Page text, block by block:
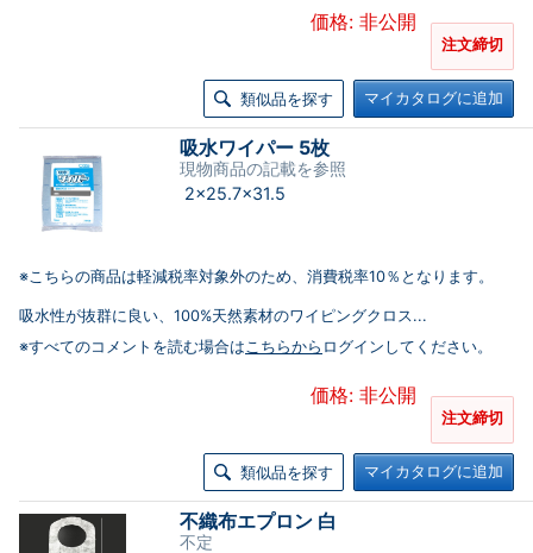
価格: 非公開
注文締切
類似品を探す マイカタログに追加
吸水ワイパー 5枚
現物商品の記載を参照
2×25.7×31.5
※こちらの商品は軽減税率対象外のため、消費税率10％となります。
吸水性が抜群に良い、100%天然素材のワイピングクロス...
※すべてのコメントを読む場合はこちらから ログインしてください。
価格: 非公開
注文締切
類似品を探す マイカタログに追加
不織布エプロン 白
不定